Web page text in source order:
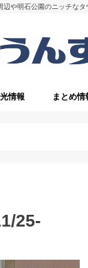
や明石公園のニッチなタ
情報 まとめ情
25-